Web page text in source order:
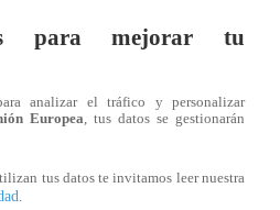
choque en
para mejorar tu
analizar el tráfico y personalizar
Europea, tus datos se gestionarán
tus datos te invitamos leer nuestra
.